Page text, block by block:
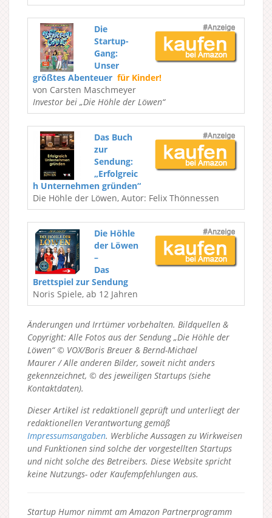
Die
Startup-
Gang:
Unser
größtes Abenteuer für Kinder!
von Carsten Maschmeyer
Investor bei „Die Höhle der Löwen“
Das Buch
zur
Sendung:
„Erfolgreic
h Unternehmen gründen“
Die Höhle der Löwen, Autor: Felix Thönnessen
Die Höhle
der Löwen
–
Das
Brettspiel zur Sendung
Noris Spiele, ab 12 Jahren
Änderungen und Irrtümer vorbehalten. Bildquellen &
Copyright: Alle Fotos aus der Sendung „Die Höhle der
Löwen“ © VOX/Boris Breuer & Bernd-Michael
Maurer / Alle anderen Bilder, soweit nicht anders
gekennzeichnet, © des jeweiligen Startups (siehe
Kontaktdaten).
Dieser Artikel ist redaktionell geprüft und unterliegt der
redaktionellen Verantwortung gemäß
Impressumsangaben. Werbliche Aussagen zu Wirkweisen
und Funktionen sind solche der vorgestellten Startups
und nicht solche des Betreibers. Diese Website spricht
keine Nutzungs- oder Kaufempfehlungen aus.
Startup Humor nimmt am Amazon Partnerprogramm